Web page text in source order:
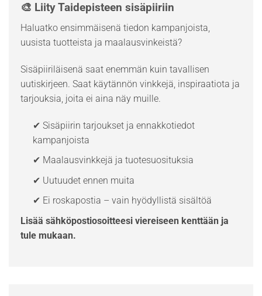
🎨 Liity Taidepisteen sisäpiiriin
Haluatko ensimmäisenä tiedon kampanjoista,
uusista tuotteista ja maalausvinkeistä?
Sisäpiiriläisenä saat enemmän kuin tavallisen
uutiskirjeen. Saat käytännön vinkkejä, inspiraatiota ja
tarjouksia, joita ei aina näy muille.
✔ Sisäpiirin tarjoukset ja ennakkotiedot
kampanjoista
✔ Maalausvinkkejä ja tuotesuosituksia
✔ Uutuudet ennen muita
✔ Ei roskapostia – vain hyödyllistä sisältöä
Lisää sähköpostiosoitteesi viereiseen kenttään ja
tule mukaan.